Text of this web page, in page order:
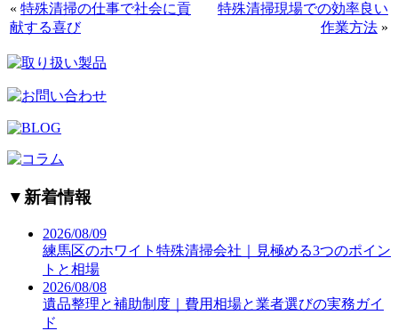
« 特殊清掃の仕事で社会に貢
献する喜び
特殊清掃現場での効率良い
作業方法 »
▼ 新着情報
2026/08/09
練馬区のホワイト特殊清掃会社｜見極める3つのポイン
トと相場
2026/08/08
遺品整理と補助制度｜費用相場と業者選びの実務ガイ
ド